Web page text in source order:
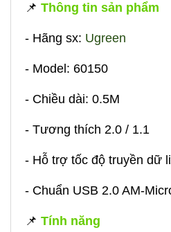
📌 Thông tin sản phẩm
- Hãng sx: Ugreen
- Model: 60150
- Chiều dài: 0.5M
- Tương thích 2.0 / 1.1
- Hỗ trợ tốc độ truyền dữ
- Chuẩn USB 2.0 AM-
📌 Tính năng